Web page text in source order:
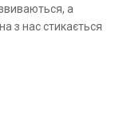
а
з нас стикається